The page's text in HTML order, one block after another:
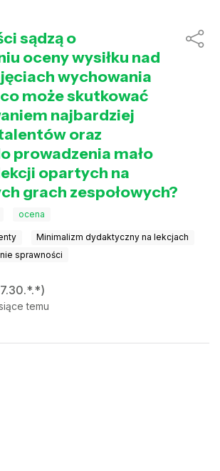
sądzą o
oceny wysiłku nad
wychowania
może skutkować
najbardziej
oraz
prowadzenia mało
opartych na
grach zespołowych?
ocena
Minimalizm dydaktyczny na lekcjach
sprawności
temu